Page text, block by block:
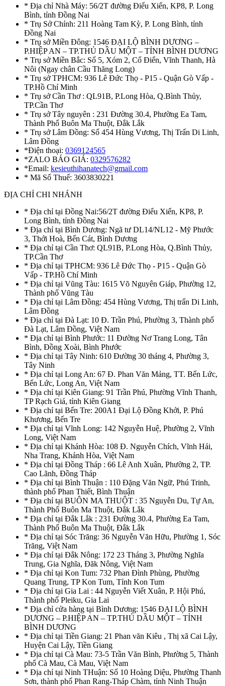
* Địa chỉ Nhà Máy: 56/2T đường Điểu Xiển, KP8, P. Long
Bình, tỉnh Đồng Nai
* Trụ Sở Chính: 211 Hoàng Tam Kỳ, P. Long Bình, tỉnh
Đồng Nai
* Trụ sở Miền Đông: 1546 ĐẠI LỘ BÌNH DƯƠNG –
P.HIỆP AN – TP.THỦ DẦU MỘT – TỈNH BÌNH DƯƠNG
* Trụ sở Miền Bắc: Số 5, Xóm 2, Cổ Điển, Vĩnh Thanh, Hà
Nôi (Ngay chân Cầu Thăng Long)
* Trụ sở TPHCM: 936 Lê Đức Thọ - P15 - Quận Gò Vấp -
TP.Hồ Chí Minh
* Trụ sở Cần Thơ : QL91B, P.Long Hòa, Q.Bình Thủy,
TP.Cần Thơ
* Trụ sở Tây nguyên : 231 Đường 30.4, Phường Ea Tam,
Thành Phố Buôn Ma Thuột, Đắk Lắk
* Trụ sở Lâm Đồng: Số 454 Hùng Vương, Thị Trấn Di Linh,
Lâm Đồng
*Điện thoại: 0369124565
*ZALO BÁO GIÁ: 0329576282
*Email: kesieuthihanatech@gmail.com
* Mã Số Thuế: 3603830221
ĐỊA CHỈ CHI NHÁNH
* Địa chỉ tại Đồng Nai:56/2T đường Điểu Xiển, KP8, P.
Long Bình, tỉnh Đồng Nai
* Địa chỉ tại Bình Dương: Ngã tư DL14/NL12 - Mỹ Phước
3, Thới Hoà, Bến Cát, Bình Dương
* Địa chỉ tại Cần Thơ: QL91B, P.Long Hòa, Q.Bình Thủy,
TP.Cần Thơ
* Địa chỉ tại TPHCM: 936 Lê Đức Thọ - P15 - Quận Gò
Vấp - TP.Hồ Chí Minh
* Địa chỉ tại Vũng Tàu: 1615 Võ Nguyên Giáp, Phường 12,
Thành phố Vũng Tàu
* Địa chỉ tại Lâm Đồng: 454 Hùng Vương, Thị trấn Di Linh,
Lâm Đồng
* Địa chỉ tại Đà Lạt: 10 Đ. Trần Phú, Phường 3, Thành phố
Đà Lạt, Lâm Đồng, Việt Nam
* Địa chỉ tại Bình Phước: 11 Đường Nơ Trang Long, Tân
Bình, Đồng Xoài, Bình Phước
* Địa chỉ tại Tây Ninh: 610 Đường 30 tháng 4, Phường 3,
Tây Ninh
* Địa chỉ tại Long An: 67 Đ. Phan Văn Mảng, TT. Bến Lức,
Bến Lức, Long An, Việt Nam
* Địa chỉ tại Kiên Giang: 91 Trần Phú, Phường Vĩnh Thanh,
TP Rạch Giá, tỉnh Kiên Giang
* Địa chỉ tại Bến Tre: 200A1 Đại Lộ Đồng Khởi, P. Phú
Khương, Bến Tre
* Địa chỉ tại Vĩnh Long: 142 Nguyễn Huệ, Phường 2, Vĩnh
Long, Việt Nam
* Địa chỉ tại Khánh Hòa: 108 Đ. Nguyễn Chích, Vĩnh Hải,
Nha Trang, Khánh Hòa, Việt Nam
* Địa chỉ tại Đồng Tháp : 66 Lê Anh Xuân, Phường 2, TP.
Cao Lãnh, Đồng Tháp
* Địa chỉ tại Bình Thuận : 110 Đặng Văn Ngữ, Phú Trinh,
thành phố Phan Thiết, Bình Thuận
* Địa chỉ tại BUÔN MA THUỘT : 35 Nguyễn Du, Tự An,
Thành Phố Buôn Ma Thuột, Đắk Lắk
* Địa chỉ tại Đắk Lắk : 231 Đường 30.4, Phường Ea Tam,
Thành Phố Buôn Ma Thuột, Đắk Lắk
* Địa chỉ tại Sóc Trăng: 36 Nguyễn Văn Hữu, Phường 1, Sóc
Trăng, Việt Nam
* Địa chỉ tại Đắk Nông: 172 23 Tháng 3, Phường Nghĩa
Trung, Gia Nghĩa, Đăk Nông, Việt Nam
* Địa chỉ tại Kon Tum: 732 Phan Đình Phùng, Phường
Quang Trung, TP Kon Tum, Tỉnh Kon Tum
* Địa chỉ tại Gia Lai : 44 Nguyễn Viết Xuân, P. Hội Phú,
Thành phố Pleiku, Gia Lai
* Địa chỉ cửa hàng tại Bình Dương: 1546 ĐẠI LỘ BÌNH
DƯƠNG – P.HIỆP AN – TP.THỦ DẦU MỘT – TỈNH
BÌNH DƯƠNG
* Địa chỉ tại Tiền Giang: 21 Phan văn Kiêu , Thị xã Cai Lậy,
Huyện Cai Lậy, Tiền Giang
* Địa chỉ tại Cà Mau: 73-5 Trần Văn Bình, Phường 5, Thành
phố Cà Mau, Cà Mau, Việt Nam
* Địa chỉ tại Ninh THuận: Số 10 Hoàng Diệu, Phường Thanh
Sơn, thành phố Phan Rang-Tháp Chàm, tỉnh Ninh Thuận